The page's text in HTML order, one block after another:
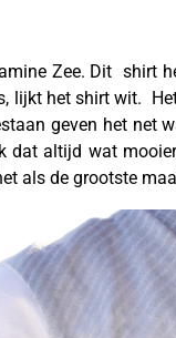
Zee. Dit shirt
lijkt het shirt wit.
geven het net
altijd wat
als de grootste